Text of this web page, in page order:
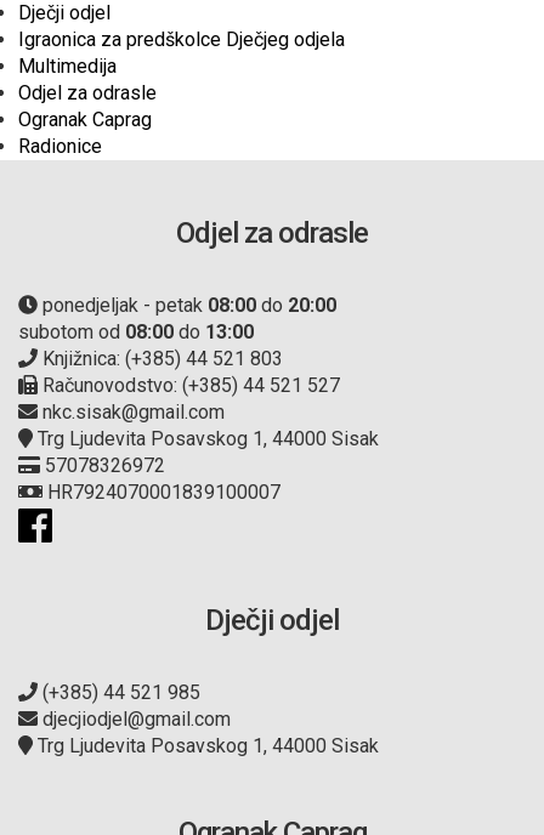
Dječji odjel
Igraonica za predškolce Dječjeg odjela
Multimedija
Odjel za odrasle
Ogranak Caprag
Radionice
Odjel za odrasle
ponedjeljak - petak 08:00 do 20:00
subotom od 08:00 do 13:00
Knjižnica: (+385) 44 521 803
Računovodstvo: (+385) 44 521 527
nkc.sisak@gmail.com
Trg Ljudevita Posavskog 1, 44000 Sisak
57078326972
HR7924070001839100007
Dječji odjel
(+385) 44 521 985
djecjiodjel@gmail.com
Trg Ljudevita Posavskog 1, 44000 Sisak